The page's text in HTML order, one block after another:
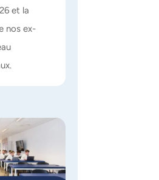
et la
nos ex-